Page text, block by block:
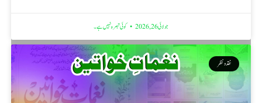
جولائی 26, 2026 کوئی تبصرہ نہیں ہے۔
نقد ونظر